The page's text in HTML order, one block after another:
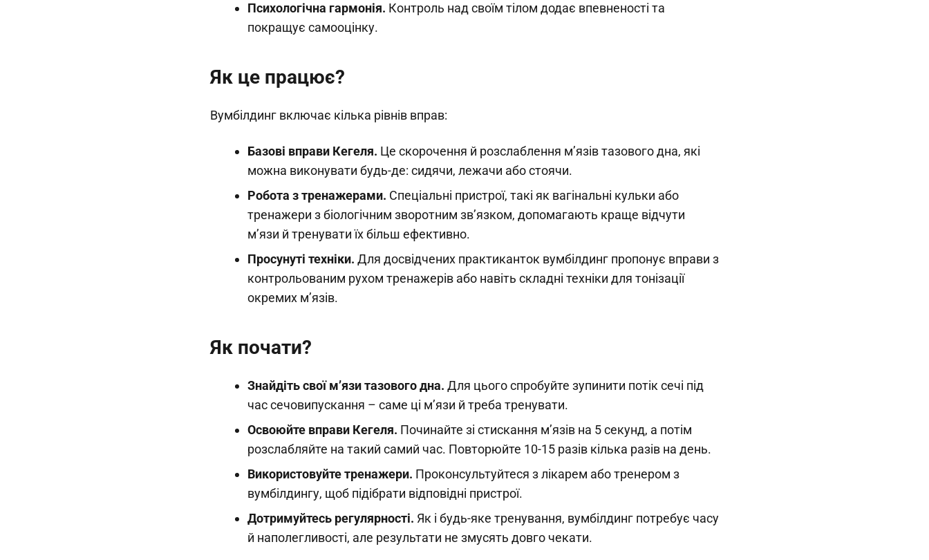
Психологічна гармонія. Контроль над своїм тілом додає впевненості та
покращує самооцінку.
Як це працює?
Вумбілдинг включає кілька рівнів вправ:
Базові вправи Кегеля. Це скорочення й розслаблення м’язів тазового дна, які
можна виконувати будь-де: сидячи, лежачи або стоячи.
Робота з тренажерами. Спеціальні пристрої, такі як вагінальні кульки або
тренажери з біологічним зворотним зв’язком, допомагають краще відчути
м’язи й тренувати їх більш ефективно.
Просунуті техніки. Для досвідчених практиканток вумбілдинг пропонує вправи з
контрольованим рухом тренажерів або навіть складні техніки для тонізації
окремих м’язів.
Як почати?
Знайдіть свої м’язи тазового дна. Для цього спробуйте зупинити потік сечі під
час сечовипускання – саме ці м’язи й треба тренувати.
Освоюйте вправи Кегеля. Починайте зі стискання м’язів на 5 секунд, а потім
розслабляйте на такий самий час. Повторюйте 10-15 разів кілька разів на день.
Використовуйте тренажери. Проконсультуйтеся з лікарем або тренером з
вумбілдингу, щоб підібрати відповідні пристрої.
Дотримуйтесь регулярності. Як і будь-яке тренування, вумбілдинг потребує часу
й наполегливості, але результати не змусять довго чекати.